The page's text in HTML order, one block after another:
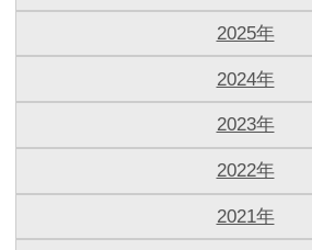
2025年
2024年
2023年
2022年
2021年